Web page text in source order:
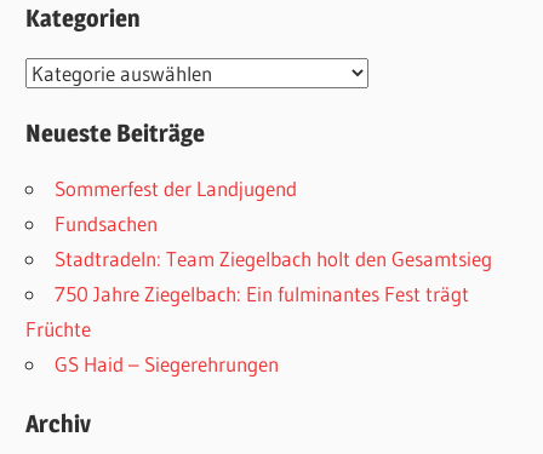
Kategorien
Kategorien
Neueste Beiträge
Sommerfest der Landjugend
Fundsachen
Stadtradeln: Team Ziegelbach holt den Gesamtsieg
750 Jahre Ziegelbach: Ein fulminantes Fest trägt
Früchte
GS Haid – Siegerehrungen
Archiv